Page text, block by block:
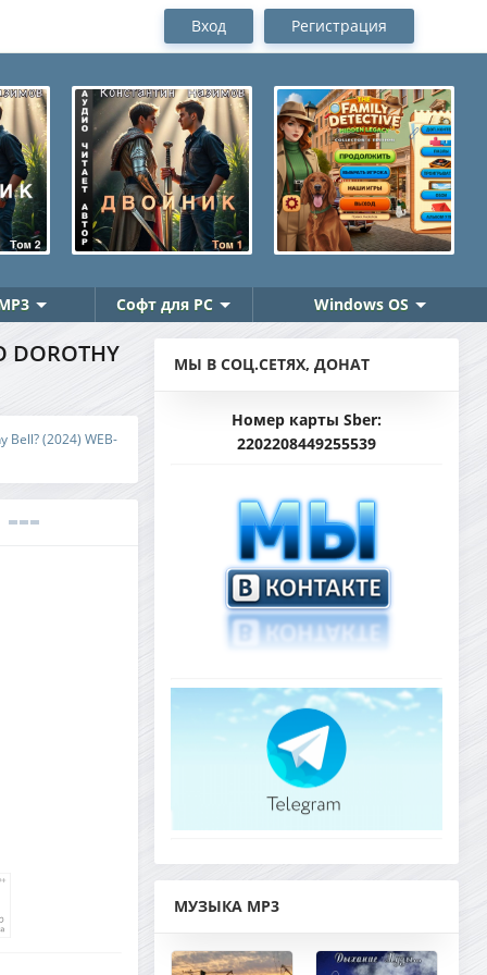
Вход Регистрация
Софт для PC Windows OS
Bell? (2024) WEB-
МЫ В СОЦ.СЕТЯХ, ДОНАТ
Номер карты Sber:
2202208449255539
МУЗЫКА MP3